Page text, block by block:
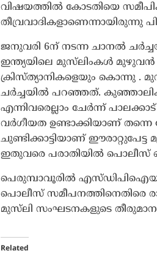
വിഷയത്തിൽ കോടതിയെ
തീവ്രവാദികളാണെന്നായിരുന്നു
ജനുവരി 6ന് നടന്ന ചാനൽ
ഇന്ത്യയിലെ മുസ്‍ലിംകള്‍ മുഴുവൻ
ക്രിസ്ത്യാനികളെയും കൊന്നു
ചർച്ചയിൽ പറഞ്ഞത്.
എന്നിവരെല്ലാം ചേർന്ന്
വർഗീയത ഉണ്ടാക്കിയാണ് തന്നെ
ചുണ്ടിക്കാട്ടിയാണ്
ഇതുവരെ പരാതിയിൽ പൊലീസ്
പെരുമ്പാവൂരിൽ
പൊലീസ് സമീപനത്തിനെതിരെ
മുസ്‍ലി സംഘടനകളുടെ
Related